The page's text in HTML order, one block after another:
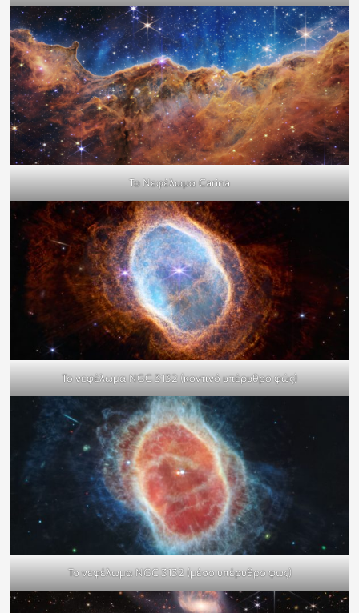
Το Νεφέλωμα Carina
To νεφέλωμα NGC 3132 (κοντινό υπέρυθρο φώς)
To νεφέλωμα NGC 3132 (μέσο υπέρυθρο φως)